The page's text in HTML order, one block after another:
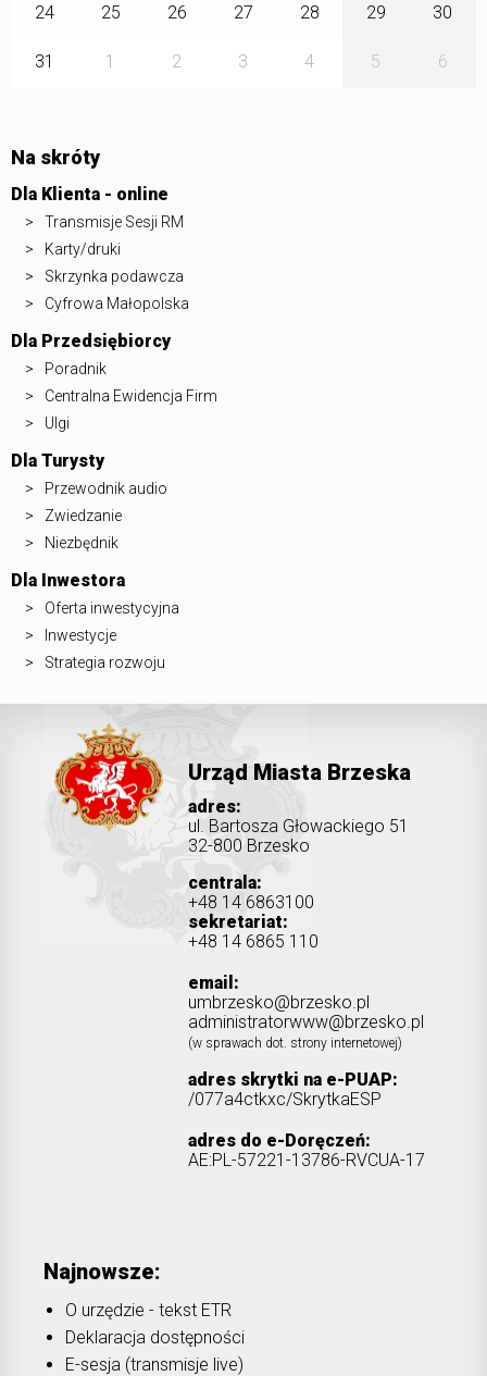
24 25 26 27 28 29 30
31 1 2 3 4 5 6
Na skróty
Dla Klienta - online
Transmisje Sesji RM
Karty/druki
Skrzynka podawcza
Cyfrowa Małopolska
Dla Przedsiębiorcy
Poradnik
Centralna Ewidencja Firm
Ulgi
Dla Turysty
Przewodnik audio
Zwiedzanie
Niezbędnik
Dla Inwestora
Oferta inwestycyjna
Inwestycje
Strategia rozwoju
Najnowsze:
O urzędzie - tekst ETR
Deklaracja dostępności
E-sesja (transmisje live)
Urząd Miasta Brzeska
adres:
ul. Bartosza Głowackiego 51
32-800 Brzesko
centrala:
+48 14 6863100
sekretariat:
+48 14 6865 110
email:
umbrzesko@brzesko.pl
administratorwww@brzesko.pl
(w sprawach dot. strony internetowej)
adres skrytki na e-PUAP:
/077a4ctkxc/SkrytkaESP
adres do e-Doręczeń:
AE:PL-57221-13786-RVCUA-17